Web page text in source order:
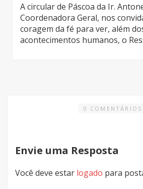
A circular de Páscoa da Ir.
Coordenadora Geral, nos
coragem da fé para ver, além
acontecimentos humanos, o
0 COMENTÁRIOS
Envie uma Resposta
Você deve estar logado para